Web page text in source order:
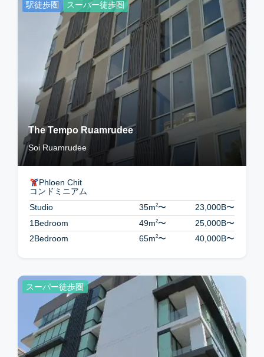
駅徒歩圏 スーパー徒歩圏
The Tempo Ruamrudee
Soi Ruamrudee
Phloen Chit
コンドミニアム
Studio
35m2〜 23,000B〜
1Bedroom
49m2〜 25,000B〜
2Bedroom
65m2〜 40,000B〜
スーパー徒歩圏